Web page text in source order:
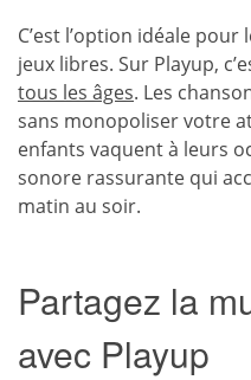
C’est l’option idéale
jeux libres. Sur Playup,
tous les âges. Les
sans monopoliser votre
enfants vaquent à leurs
sonore rassurante qui
matin au soir.
Partagez la
avec Playup